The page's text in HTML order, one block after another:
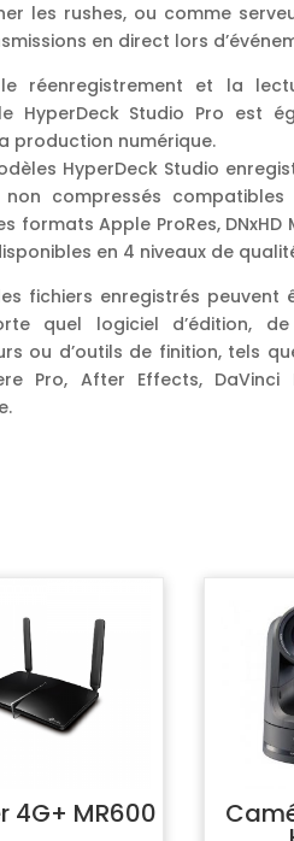
les rushes, ou comme
en direct lors
réenregistrement et la
HyperDeck Studio Pro est
production numérique.
HyperDeck Studio
compressés compatibles
formats Apple ProRes, DNxHD
en 4 niveaux de
fichiers enregistrés peuvent
quel logiciel d’édition,
ou d’outils de finition, tels
Pro, After Effects,
4G+ MR600